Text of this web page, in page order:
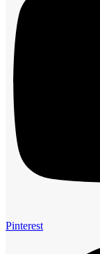
Pinterest